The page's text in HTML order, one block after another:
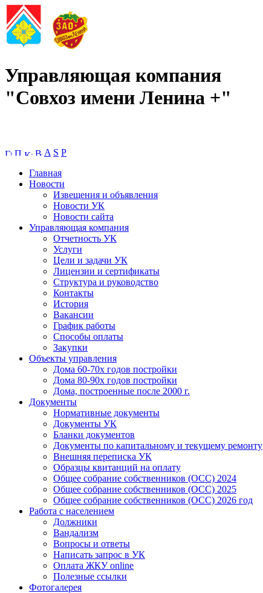
Управляющая компания
"Совхоз имени Ленина +"
A S P
Главная
Новости
Извещения и объявления
Новости УК
Новости сайта
Управляющая компания
Отчетность УК
Услуги
Цели и задачи УК
Лицензии и сертификаты
Структура и руководство
Контакты
История
Вакансии
График работы
Способы оплаты
Закупки
Объекты управления
Дома 60-70х годов постройки
Дома 80-90х годов постройки
Дома, построенные после 2000 г.
Документы
Нормативные документы
Документы УК
Бланки документов
Документы по капитальному и текущему ремонту
Внешняя переписка УК
Образцы квитанций на оплату
Общее собрание собственников (ОСС) 2024
Общее собрание собственников (ОСС) 2025
Общее собрание собственников (ОСС) 2026 год
Работа с населением
Должники
Вандализм
Вопросы и ответы
Написать запрос в УК
Оплата ЖКУ online
Полезные ссылки
Фотогалерея